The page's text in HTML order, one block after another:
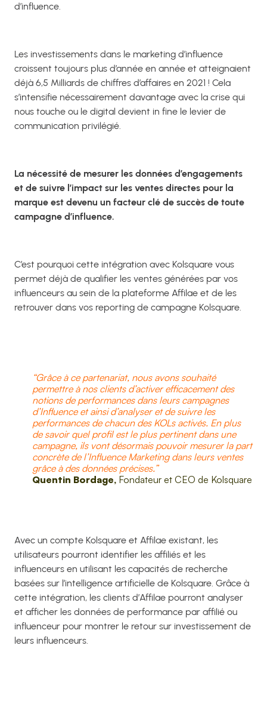
d’influence.
Les investissements dans le marketing d’influence
croissent toujours plus d’année en année et atteignaient
déjà 6,5 Milliards de chiffres d’affaires en 2021 ! Cela
s’intensifie nécessairement davantage avec la crise qui
nous touche ou le digital devient in fine le levier de
communication privilégié.
La nécessité de mesurer les données d’engagements
et de suivre l’impact sur les ventes directes pour la
marque est devenu un facteur clé de succès de toute
campagne d’influence.
C’est pourquoi cette intégration avec Kolsquare vous
permet déjà de qualifier les ventes générées par vos
influenceurs au sein de la plateforme Affilae et de les
retrouver dans vos reporting de campagne Kolsquare.
“Grâce à ce partenariat, nous avons souhaité
permettre à nos clients d’activer efficacement des
notions de performances dans leurs campagnes
d’Influence et ainsi d’analyser et de suivre les
performances de chacun des KOLs activés. En plus
de savoir quel profil est le plus pertinent dans une
campagne, ils vont désormais pouvoir mesurer la part
concrète de l’Influence Marketing dans leurs ventes
grâce à des données précises.”
Quentin Bordage, Fondateur et CEO de Kolsquare
Avec un compte Kolsquare et Affilae existant, les
utilisateurs pourront identifier les affiliés et les
influenceurs en utilisant les capacités de recherche
basées sur l’intelligence artificielle de Kolsquare. Grâce à
cette intégration, les clients d’Affilae pourront analyser
et afficher les données de performance par affilié ou
influenceur pour montrer le retour sur investissement de
leurs influenceurs.